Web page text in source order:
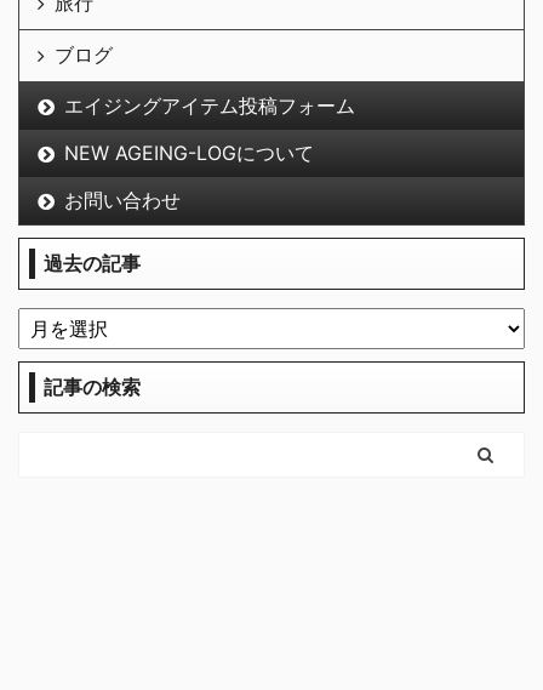
ブログ
エイジングアイテム投稿フォーム
NEW AGEING-LOGについて
お問い合わせ
過去の記事
記事の検索